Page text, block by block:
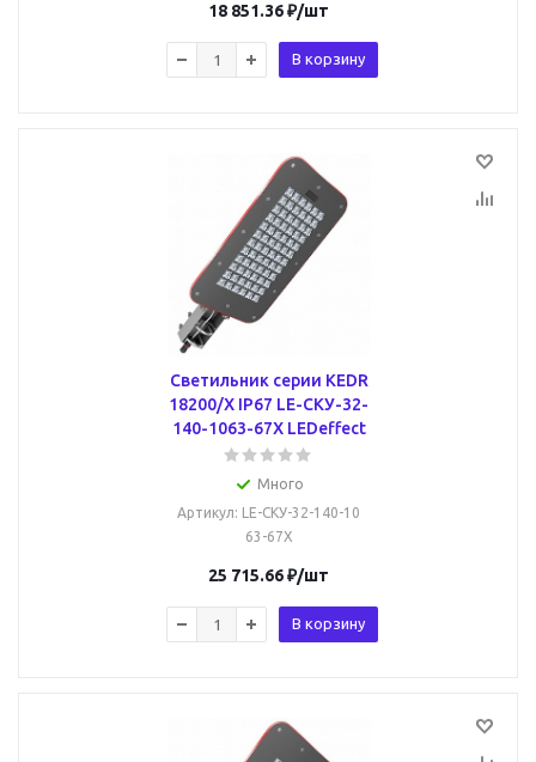
18 851.36₽/шт
В корзину
Светильник серии КEDR
18200/Х IP67 LE-СКУ-32-
140-1063-67Х LEDeffect
Много
Артикул: LE-СКУ-32-140-10
63-67Х
25 715.66₽/шт
В корзину